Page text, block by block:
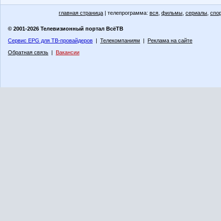
главная страница | телепрограмма: вся фильмы сериалы
© 2001-2026 Телевизионный портал ВсёТВ
Сервис EPG для ТВ-провайдеров | Телекомпаниям | Реклама на сайте
Обратная связь | Вакансии